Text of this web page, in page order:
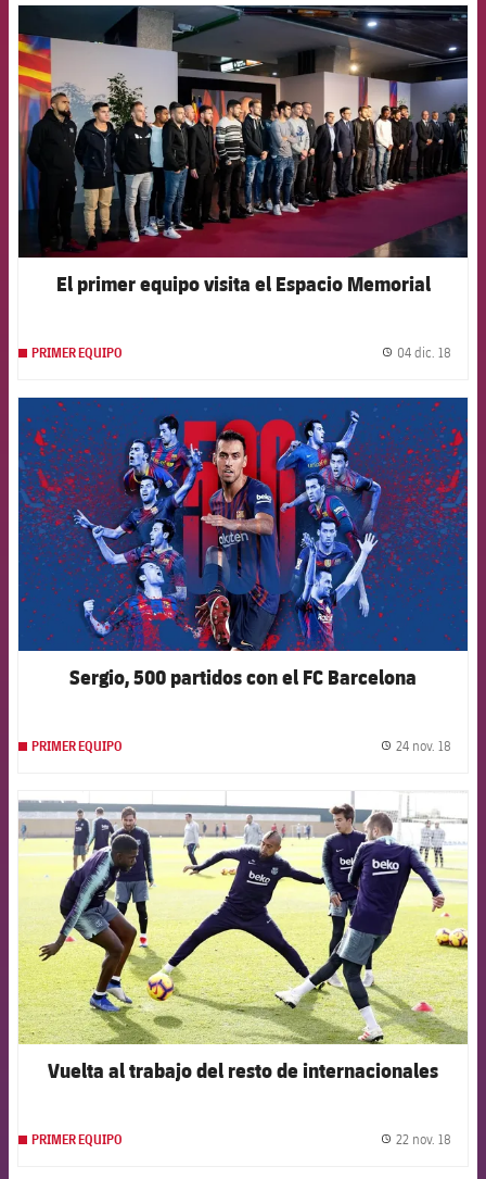
FCB Barcelona badge
El primer equipo visita el Espacio Memorial
PRIMER EQUIPO 04 dic. 18
FCB Barcelona badge
Sergio, 500 partidos con el FC Barcelona
PRIMER EQUIPO 24 nov. 18
FCB Barcelona badge
Vuelta al trabajo del resto de internacionales
PRIMER EQUIPO 22 nov. 18